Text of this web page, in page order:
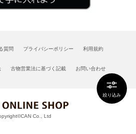
絞り込み
質問 プライバシーポリシー 利用規約
古物営業法に基づく記載 お問い合わせ
Co., Ltd